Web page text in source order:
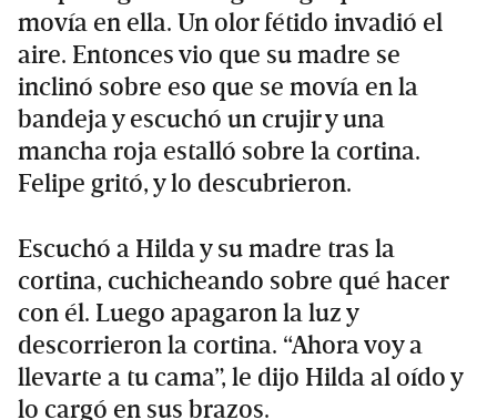
movía en ella. Un olor fétido invadió el
aire. Entonces vio que su madre se
inclinó sobre eso que se movía en la
bandeja y escuchó un crujir y una
mancha roja estalló sobre la cortina.
Felipe gritó, y lo descubrieron.
Escuchó a Hilda y su madre tras la
cortina, cuchicheando sobre qué hacer
con él. Luego apagaron la luz y
descorrieron la cortina. “Ahora voy a
llevarte a tu cama”, le dijo Hilda al oído y
lo cargó en sus brazos.